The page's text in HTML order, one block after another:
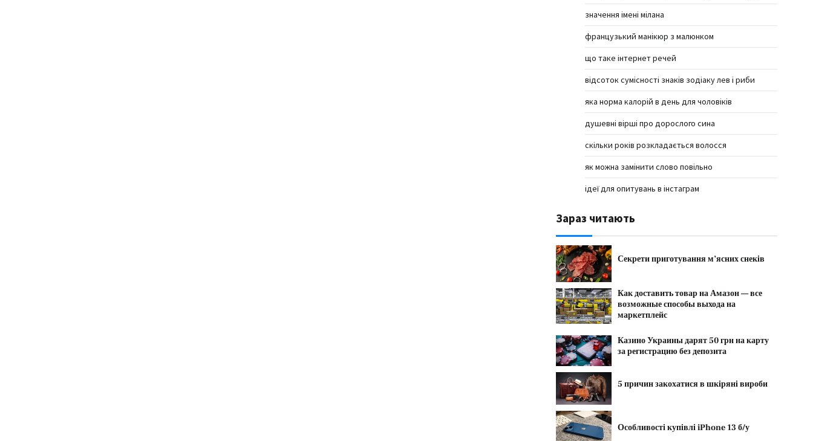
значення імені мілана
французький манікюр з малюнком
що таке інтернет речей
відсоток сумісності знаків зодіаку лев і риби
яка норма калорій в день для чоловіків
душевні вірші про дорослого сина
скільки років розкладається волосся
як можна замінити слово повільно
ідеї для опитувань в інстаграм
Зараз читають
Секрети приготування м’ясних снеків
Как доставить товар на Амазон — все
возможные способы выхода на
маркетплейс
Казино Украины дарят 50 грн на карту
за регистрацию без депозита
5 причин закохатися в шкіряні вироби
Особливості купівлі iPhone 13 б/у